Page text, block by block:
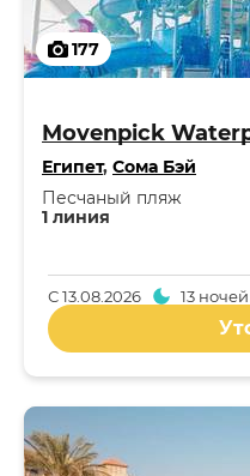
177
Египет, Сома Бэй
1 линия
Песчаный пляж
С13.08.2026 13 ночей